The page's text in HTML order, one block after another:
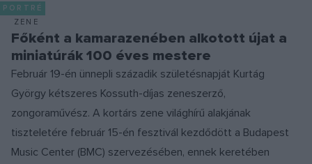
PORTRÉ
ZENE
Főként a kamarazenében alkotott újat a
miniatúrák 100 éves mestere
Február 19-én ünnepli századik születésnapját Kurtág
György kétszeres Kossuth-díjas zeneszerző,
zongoraművész. A kortárs zene világhírű alakjának
tiszteletére február 15-én fesztivál kezdődött a Budapest
Music Center (BMC) szervezésében, ennek keretében